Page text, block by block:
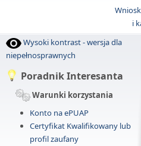
i
Wysoki kontrast - wersja dla
niepełnosprawnych
Poradnik Interesanta
Warunki korzystania
Konto na ePUAP
Certyfikat Kwalifikowany lub
profil zaufany